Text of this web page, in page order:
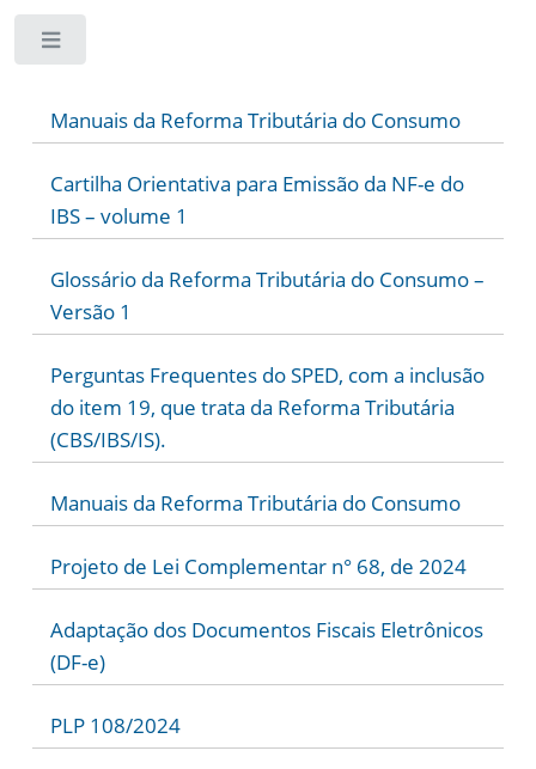
Manuais da Reforma Tributária do Consumo
Cartilha Orientativa para Emissão da NF-e do
IBS – volume 1
Glossário da Reforma Tributária do Consumo –
Versão 1
Perguntas Frequentes do SPED, com a inclusão
do item 19, que trata da Reforma Tributária
(CBS/IBS/IS).
Manuais da Reforma Tributária do Consumo
Projeto de Lei Complementar n° 68, de 2024
Adaptação dos Documentos Fiscais Eletrônicos
(DF-e)
PLP 108/2024